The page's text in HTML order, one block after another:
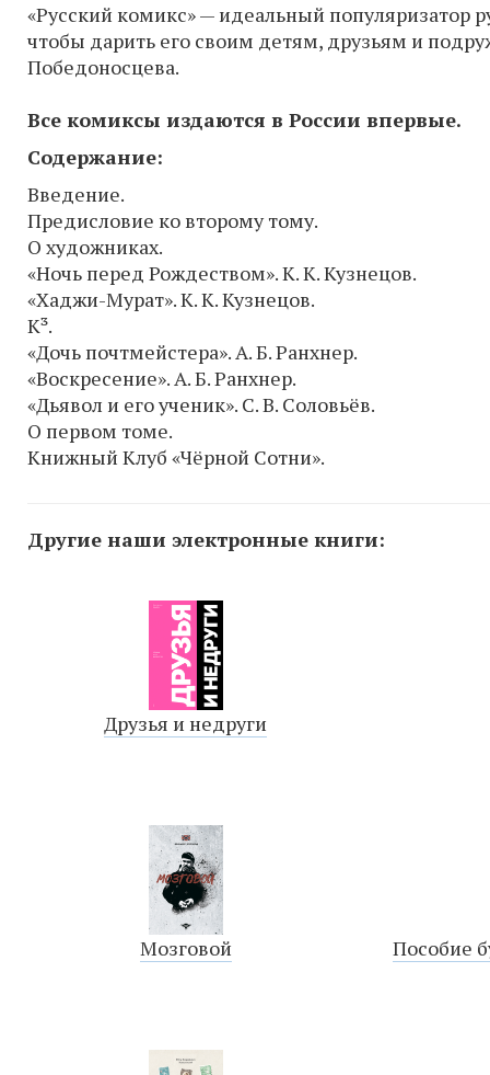
«Русский комикс» — идеальный популяризатор
чтобы дарить его своим детям, друзьям и
Победоносцева.
Все комиксы издаются в России впервые.
Содержание:
Введение.
Предисловие ко второму тому.
О художниках.
«Ночь перед Рождеством». К. К. Кузнецов.
«Хаджи-Мурат». К. К. Кузнецов.
К³.
«Дочь почтмейстера». А. Б. Ранхнер.
«Воскресение». А. Б. Ранхнер.
«Дьявол и его ученик». С. В. Соловьёв.
О первом томе.
Книжный Клуб «Чёрной Сотни».
Другие наши электронные книги:
Друзья и недруги
Мозговой Пособие